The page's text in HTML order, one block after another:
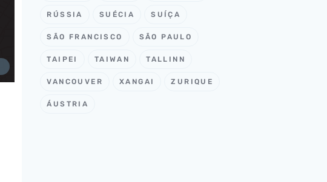
RÚSSIA SUÉCIA SUÍÇA
SÃO FRANCISCO SÃO PAULO
TAIPEI TAIWAN TALLINN
VANCOUVER XANGAI ZURIQUE
ÁUSTRIA